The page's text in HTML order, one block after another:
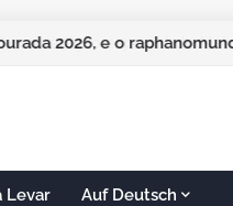
2026, e o
edição especial de Natal
Levar Auf Deutsch